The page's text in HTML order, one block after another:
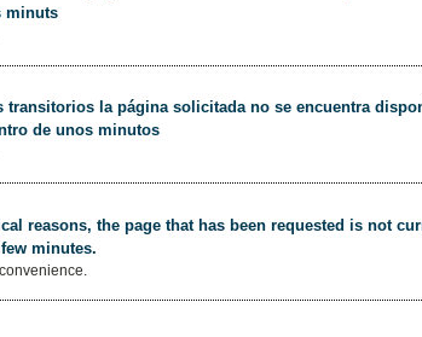
minuts
transitorios la página solicitada no se encuentra
de unos minutos
reasons, the page that has been requested is not
minutes.